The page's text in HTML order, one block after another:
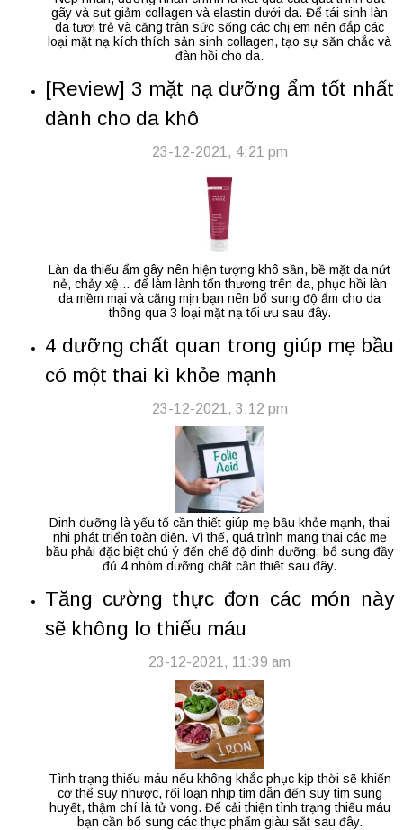
gãy và sụt giảm collagen và elastin dưới da. Để tái sinh làn
da tươi trẻ và căng tràn sức sống các chị em nên đắp các
loại mặt nạ kích thích sản sinh collagen, tạo sự săn chắc và
đàn hồi cho da.
[Review] 3 mặt nạ dưỡng ẩm tốt nhất
dành cho da khô
23-12-2021, 4:21 pm
Làn da thiếu ẩm gây nên hiện tượng khô sần, bề mặt da nứt
nẻ, chảy xệ… để làm lành tổn thương trên da, phục hồi làn
da mềm mại và căng mịn bạn nên bổ sung độ ẩm cho da
thông qua 3 loại mặt nạ tối ưu sau đây.
4 dưỡng chất quan trong giúp mẹ bầu
có một thai kì khỏe mạnh
23-12-2021, 3:12 pm
Dinh dưỡng là yếu tố cần thiết giúp mẹ bầu khỏe mạnh, thai
nhi phát triển toàn diện. Vì thế, quá trình mang thai các mẹ
bầu phải đặc biệt chú ý đến chế độ dinh dưỡng, bổ sung đầy
đủ 4 nhóm dưỡng chất cần thiết sau đây.
Tăng cường thực đơn các món này
sẽ không lo thiếu máu
23-12-2021, 11:39 am
Tình trạng thiếu máu nếu không khắc phục kịp thời sẽ khiến
cơ thể suy nhược, rối loạn nhịp tim dẫn đến suy tim sung
huyết, thậm chí là tử vong. Để cải thiện tình trạng thiếu máu
bạn cần bổ sung các thực phẩm giàu sắt sau đây.